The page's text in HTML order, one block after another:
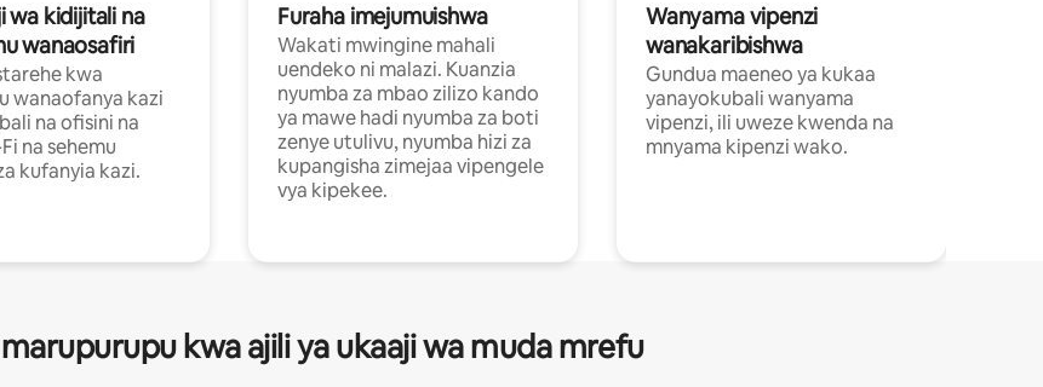
wa kidijitali na
wanaosafiri
kwa
wanaofanya kazi
na ofisini na
na sehemu
kufanyia kazi.
Furaha imejumuishwa
Wakati mwingine mahali
uendeko ni malazi. Kuanzia
nyumba za mbao zilizo kando
ya mawe hadi nyumba za boti
zenye utulivu, nyumba hizi za
kupangisha zimejaa vipengele
vya kipekee.
Wanyama vipenzi
wanakaribishwa
Gundua maeneo ya kukaa
yanayokubali wanyama
vipenzi, ili uweze kwenda na
mnyama kipenzi wako.
kwa ajili ya ukaaji wa muda mrefu